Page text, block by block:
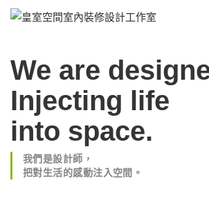
We are
Injecting life
into space.
我們是設計師，
把對生活的感動注入空間。